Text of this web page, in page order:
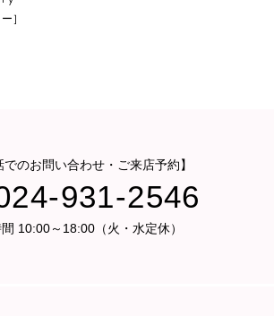
］
でのお問い合わせ・ご来店予約】
931-2546
10:00～18:00（火・水定休）